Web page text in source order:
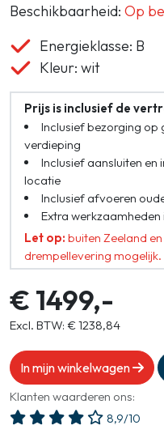
Beschikbaarheid: Op
Energieklasse: B
Kleur: wit
Prijs is inclusief de
Inclusief bezorging op
verdieping
Inclusief aansluiten en
locatie
Inclusief afvoeren
Extra werkzaamheden
Let op: buiten Zeeland
drempellevering mogelijk.
€ 1499,-
Excl. BTW: € 1238,84
In mijn winkelwagen
Klanten waarderen ons:
8,9/10